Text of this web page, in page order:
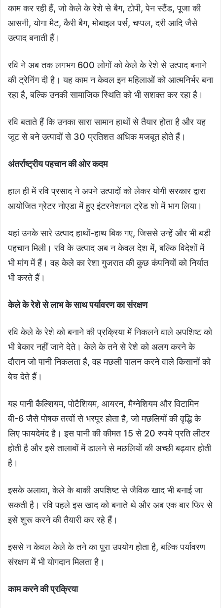
काम कर रही हैं, जो केले के रेशे से बैग, टोपी, पेन स्टैंड, पूजा की
आसनी, योगा मैट, कैरी बैग, मोबाइल पर्स, चप्पल, दरी आदि जैसे
उत्पाद बनाती हैं।
रवि ने अब तक लगभग 600 लोगों को केले के रेशे से उत्पाद बनाने
की ट्रेनिंग दी है। यह काम न केवल इन महिलाओं को आत्मनिर्भर बना
रहा है, बल्कि उनकी सामाजिक स्थिति को भी सशक्त कर रहा है।
रवि बताते हैं कि उनका सारा सामान हाथों से तैयार होता है और यह
जूट से बने उत्पादों से 30 प्रतिशत अधिक मजबूत होते हैं।
अंतर्राष्ट्रीय पहचान की ओर कदम
हाल ही में रवि प्रसाद ने अपने उत्पादों को लेकर योगी सरकार द्वारा
आयोजित ग्रेटर नोएडा में हुए इंटरनेशनल ट्रेड शो में भाग लिया।
यहां उनके सारे उत्पाद हाथों-हाथ बिक गए, जिससे उन्हें और भी बड़ी
पहचान मिली। रवि के उत्पाद अब न केवल देश में, बल्कि विदेशों में
भी मांग में हैं। वह केले का रेशा गुजरात की कुछ कंपनियों को निर्यात
भी करते हैं।
केले के रेशे से लाभ के साथ पर्यावरण का संरक्षण
रवि केले के रेशे को बनाने की प्रक्रिया में निकलने वाले अपशिष्ट को
भी बेकार नहीं जाने देते। केले के तने से रेशे को अलग करने के
दौरान जो पानी निकलता है, वह मछली पालन करने वाले किसानों को
बेच देते हैं।
यह पानी कैल्शियम, पोटैशियम, आयरन, मैग्नेशियम और विटामिन
बी-6 जैसे पोषक तत्वों से भरपूर होता है, जो मछलियों की वृद्धि के
लिए फायदेमंद है। इस पानी की कीमत 15 से 20 रुपये प्रति लीटर
होती है और इसे तालाबों में डालने से मछलियों की अच्छी बढ़वार होती
है।
इसके अलावा, केले के बाकी अपशिष्ट से जैविक खाद भी बनाई जा
सकती है। रवि पहले इस खाद को बनाते थे और अब एक बार फिर से
इसे शुरू करने की तैयारी कर रहे हैं।
इससे न केवल केले के तने का पूरा उपयोग होता है, बल्कि पर्यावरण
संरक्षण में भी योगदान मिलता है।
काम करने की प्रक्रिया